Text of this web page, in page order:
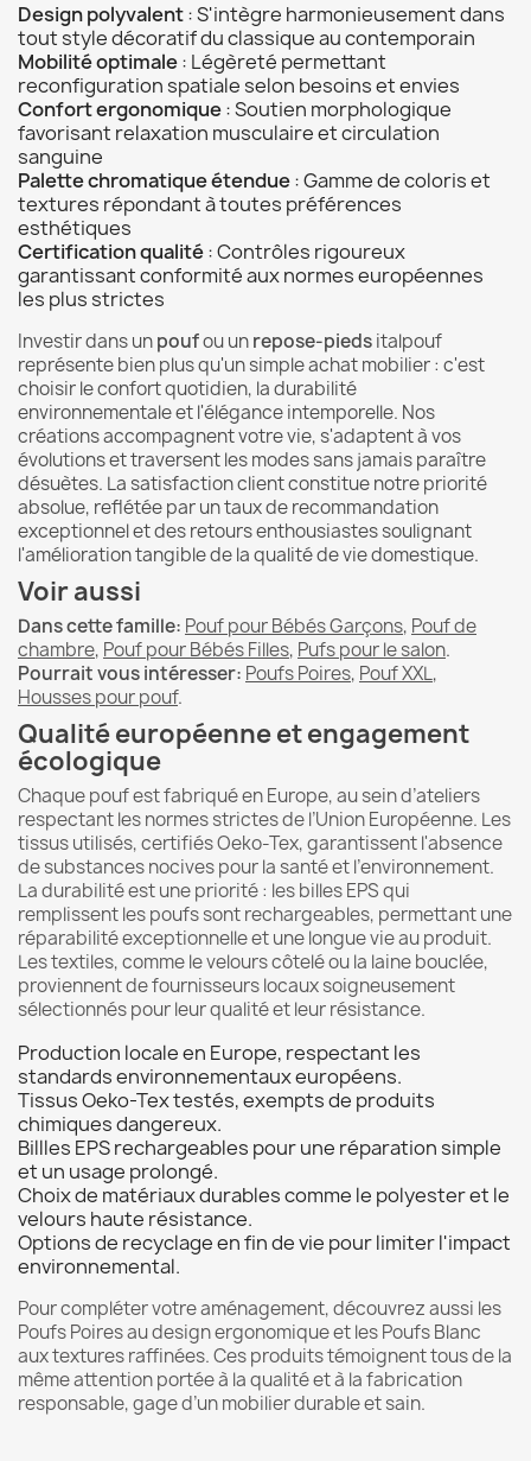
Design polyvalent: S'intègre harmonieusement dans
tout style décoratif du classique au contemporain
Mobilité optimale: Légèreté permettant
reconfiguration spatiale selon besoins et envies
Confort ergonomique: Soutien morphologique
favorisant relaxation musculaire et circulation
sanguine
Palette chromatique étendue: Gamme de coloris et
textures répondant à toutes préférences
esthétiques
Certification qualité: Contrôles rigoureux
garantissant conformité aux normes européennes
les plus strictes
Investir dans unpoufou unrepose-piedsitalpouf
représente bien plus qu'un simple achat mobilier : c'est
choisir le confort quotidien, la durabilité
environnementale et l'élégance intemporelle. Nos
créations accompagnent votre vie, s'adaptent à vos
évolutions et traversent les modes sans jamais paraître
désuètes. La satisfaction client constitue notre priorité
absolue, reflétée par un taux de recommandation
exceptionnel et des retours enthousiastes soulignant
l'amélioration tangible de la qualité de vie domestique.
Voir aussi
Dans cette famille: Pouf pour Bébés Garçons, Pouf de
chambre, Pouf pour Bébés Filles, Pufs pour le salon.
Pourrait vous intéresser: Poufs Poires, Pouf XXL,
Housses pour pouf.
Qualité européenne et engagement
écologique
Chaque pouf est fabriqué en Europe, au sein d’ateliers
respectant les normes strictes de l’Union Européenne. Les
tissus utilisés, certifiés Oeko-Tex, garantissent l'absence
de substances nocives pour la santé et l’environnement.
La durabilité est une priorité : les billes EPS qui
remplissent les poufs sont rechargeables, permettant une
réparabilité exceptionnelle et une longue vie au produit.
Les textiles, comme le velours côtelé ou la laine bouclée,
proviennent de fournisseurs locaux soigneusement
sélectionnés pour leur qualité et leur résistance.
Production locale en Europe, respectant les
standards environnementaux européens.
Tissus Oeko-Tex testés, exempts de produits
chimiques dangereux.
Billles EPS rechargeables pour une réparation simple
et un usage prolongé.
Choix de matériaux durables comme le polyester et le
velours haute résistance.
Options de recyclage en fin de vie pour limiter l'impact
environnemental.
Pour compléter votre aménagement, découvrez aussi les
Poufs Poiresau design ergonomique et lesPoufs Blanc
aux textures raffinées. Ces produits témoignent tous de la
même attention portée à la qualité et à la fabrication
responsable, gage d’un mobilier durable et sain.